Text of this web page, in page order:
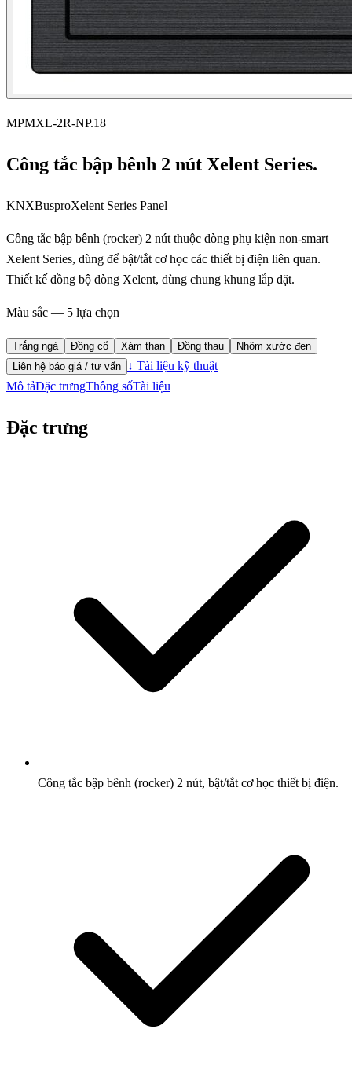
MPMXL-2R-NP.18
Công tắc bập bênh 2 nút Xelent Series.
KNXBusproXelent Series Panel
Công tắc bập bênh (rocker) 2 nút thuộc dòng phụ kiện non-smart
Xelent Series, dùng để bật/tắt cơ học các thiết bị điện liên quan.
Thiết kế đồng bộ dòng Xelent, dùng chung khung lắp đặt.
Màu sắc — 5 lựa chọn
Trắng ngà Đồng cổ Xám than Đồng thau
Nhôm xước đen
Liên hệ báo giá / tư vấn
↓ Tài liệu kỹ thuật
Mô tảĐặc trưngThông sốTài liệu
Đặc trưng
Công tắc bập bênh (rocker) 2 nút, bật/tắt cơ học thiết bị điện.